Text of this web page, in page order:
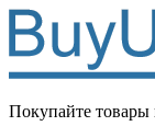
Покупайте